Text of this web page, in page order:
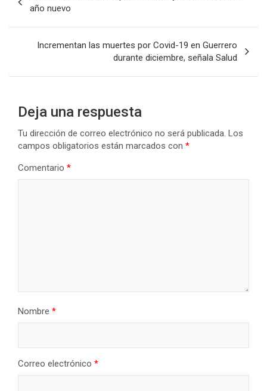
de
entradas
año nuevo
Incrementan las muertes por Covid-19 en Guerrero
durante diciembre, señala Salud
Deja una respuesta
Tu dirección de correo electrónico no será publicada. Los
campos obligatorios están marcados con *
Comentario *
Nombre *
Correo electrónico *